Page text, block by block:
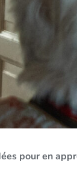
pour en